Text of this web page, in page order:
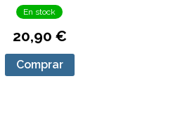
En stock
20,90 €
Comprar